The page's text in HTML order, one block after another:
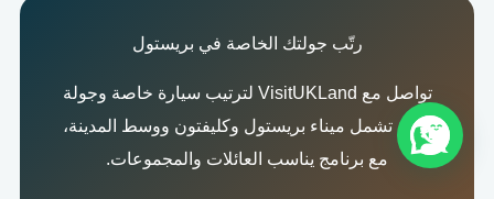
رتّب جولتك الخاصة في بريستول
تواصل مع VisitUKLand لترتيب سيارة خاصة وجولة
مرنة تشمل ميناء بريستول وكليفتون ووسط المدينة،
مع برنامج يناسب العائلات والمجموعات.